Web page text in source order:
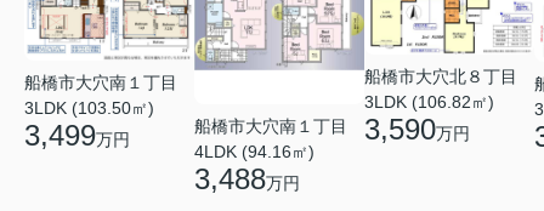
船橋市大穴南１丁目
3LDK (103.50㎡)
3,499万円
船橋市大穴南１丁目
4LDK (94.16㎡)
3,488万円
船橋市大穴北８丁目
3LDK (106.82㎡)
3,590万円